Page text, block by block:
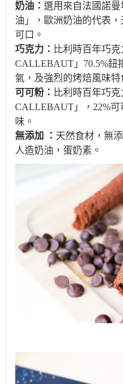
奶油： 選用來自法國諾曼
油」，歐洲奶油的代表
可口。
巧克力： 比利時百年巧
CALLEBAUT」70.5%鈕
氣，及強烈的烤焙風味特
可可粉： 比利時百年巧
CALLEBAUT」，22%
味。
無添加 ： 天然食材，無
人造奶油，蛋奶素。